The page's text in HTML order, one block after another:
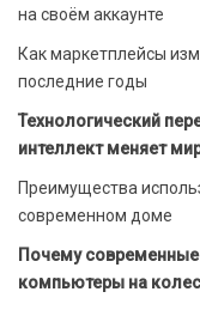
на своём аккаунте
Как маркетплейсы
последние годы
Технологический
интеллект меняет
Преимущества
современном доме
Почему
компьютеры на